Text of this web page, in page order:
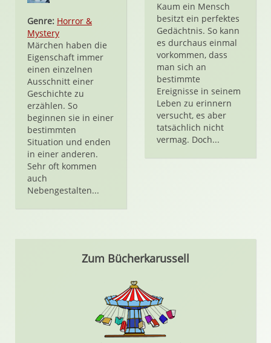
Genre: Horror &
Mystery
Märchen haben die
Eigenschaft immer
einen einzelnen
Ausschnitt einer
Geschichte zu
erzählen. So
beginnen sie in einer
bestimmten
Situation und enden
in einer anderen.
Sehr oft kommen
auch
Nebengestalten...
Kaum ein Mensch
besitzt ein perfektes
Gedächtnis. So kann
es durchaus einmal
vorkommen, dass
man sich an
bestimmte
Ereignisse in seinem
Leben zu erinnern
versucht, es aber
tatsächlich nicht
vermag. Doch...
Zum Bücherkarussell